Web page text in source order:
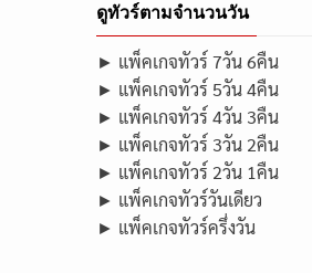
ดูทัวร์ตามจำนวนวัน
► แพ็คเกจทัวร์ 7วัน 6คืน
► แพ็คเกจทัวร์ 5วัน 4คืน
► แพ็คเกจทัวร์ 4วัน 3คืน
► แพ็คเกจทัวร์ 3วัน 2คืน
► แพ็คเกจทัวร์ 2วัน 1คืน
► แพ็คเกจทัวร์วันเดียว
► แพ็คเกจทัวร์ครึ่งวัน